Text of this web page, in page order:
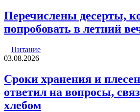
Перечислены десерты,
попробовать в летний
Питание
03.08.2026
Сроки хранения и
ответил на вопросы,
хлебом